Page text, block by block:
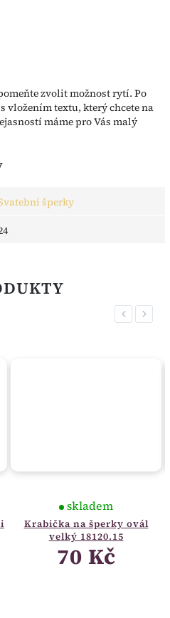
zvolit možnost rytí. Po
vložením textu, který chcete na
máme pro Vás malý
šperky
Previous
Krabička na šperky ovál
velký 18120.15
skladem
70 Kč
Next